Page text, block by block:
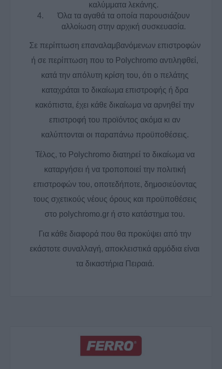
καλύμματα λεκάνης.
Όλα τα αγαθά τα οποία παρουσιάζουν
αλλοίωση στην αρχική συσκευασία.
Σε περίπτωση επαναλαμβανόμενων επιστροφών
ή σε περίπτωση που το Polychromo αντιληφθεί,
κατά την απόλυτη κρίση του, ότι ο πελάτης
καταχράται το δικαίωμα επιστροφής ή δρα
κακόπιστα, έχει κάθε δικαίωμα να αρνηθεί την
επιστροφή του προϊόντος ακόμα κι αν
καλύπτονται οι παραπάνω προϋποθέσεις.
Τέλος, το Polychromo διατηρεί το δικαίωμα να
καταργήσει ή να τροποποιεί την πολιτική
επιστροφών του, οποτεδήποτε, δημοσιεύοντας
τους σχετικούς νέους όρους και προϋποθέσεις
στο polychromo.gr ή στo κατάστημα του.
Για κάθε διαφορά που θα προκύψει από την
εκάστοτε συναλλαγή, αποκλειστικά αρμόδια είναι
τα δικαστήρια Πειραιά.